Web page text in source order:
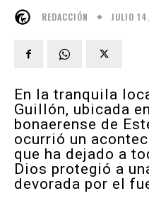
REDACCIÓN JULIO
En la tranquila
Guillón, ubicada
bonaerense de
ocurrió un
que ha dejado a
Dios protegió a
devorada por el